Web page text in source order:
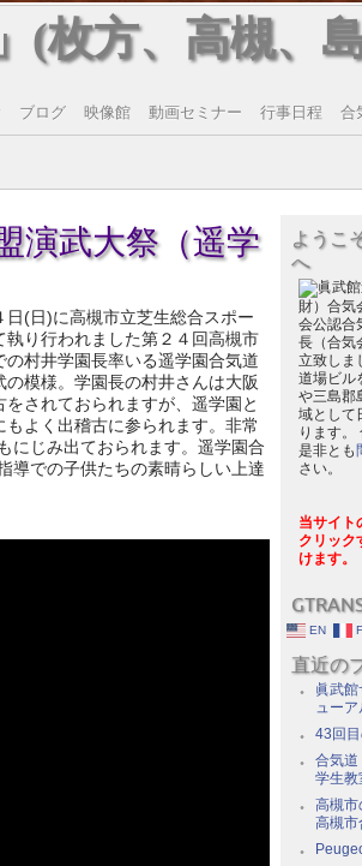
(枚方、高槻、
ブログ 映像館 動画セミナー 行事日程 合
演武大祭（遥学
日(日)に高槻市立芝生総合スポー
執り行われました第２４回高槻市
村井学園長率いる遥学園合気道
模様。学園長の村井さんは大阪
されておられますが、遥学園と
もよく出稽古に参られます。非常
にじみ出ておられます。遥学園合
導での子供たちの素晴らしい上達
ようこ
へ
財）合気
会公認合
長（合気
立致しま
道場ビル
や三島郡
域として
ります。
是非とも
さい。
当サイト
クリック
けます。
EN
直近の
眞武
ューア
43回
合気道
学生教
高槻市
高槻市